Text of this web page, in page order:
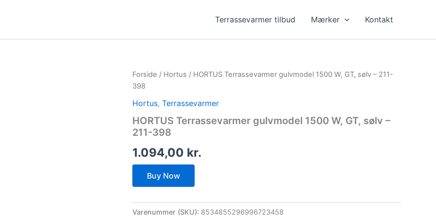
Terrassevarmer tilbud Mærker Kontakt
Forside / Hortus / HORTUS Terrassevarmer gulvmodel 1500 W, GT, sølv – 211-
398
Hortus, Terrassevarmer
HORTUS Terrassevarmer gulvmodel 1500 W, GT, sølv –
211-398
1.094,00 kr.
Buy Now
Varenummer (SKU): 8534855296996723458